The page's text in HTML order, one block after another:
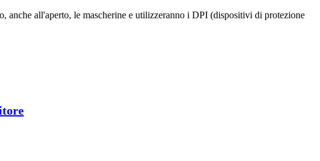
anche all'aperto, le mascherine e utilizzeranno i DPI (dispositivi di protezione